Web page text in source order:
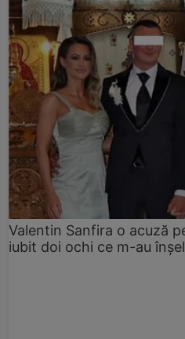
Valentin Sanfira o acuză
iubit doi ochi ce m-au